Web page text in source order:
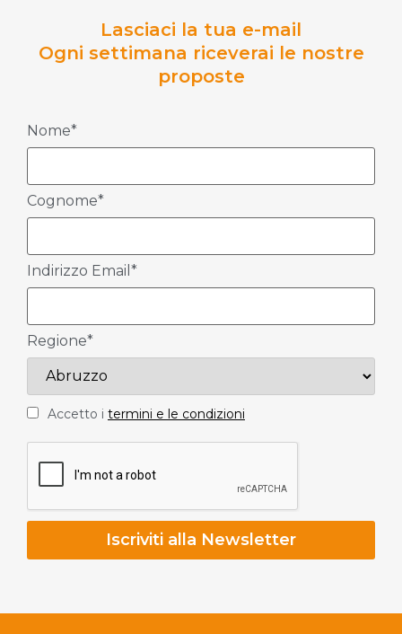
Lasciaci la tua e-mail
Ogni settimana riceverai le nostre
proposte
Nome*
Cognome*
Indirizzo Email*
Regione*
Accetto i termini e le condizioni